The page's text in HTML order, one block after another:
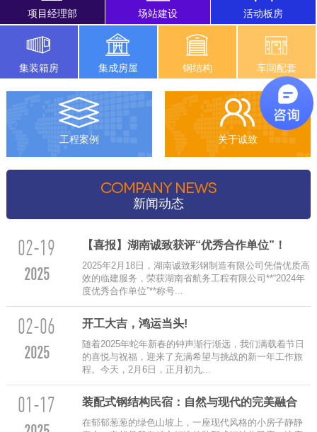
项目经理部 场站建设 活动板房
集装箱房 集成房屋 钢结构 车间配套
工程案例 关于诚致
COMPANY NEWS
新闻动态
02-19
2025
【喜报】湖南诚致获评“优秀合作单位”！
2025年2月18日，湖南诚致彩钢制造有限公司凭借优质高
效的临建服务，荣获湖南省航务工程有限公司**“2024年
度优秀合作单位”**称号...
02-06
2025
‌开工大吉，鸿运当头!
随着2025年蛇年新春的钟声渐行渐远，我们满载着节日
的喜悦与祝福，迎来了充满希望与挑战的新一年工作旅
程。今天，2月6日，正月初九...
01-17 装配式钢结构民宿：自然与现代的完美融合
在郁郁葱葱的绿色山坡上，一座现代风格的小房子静静